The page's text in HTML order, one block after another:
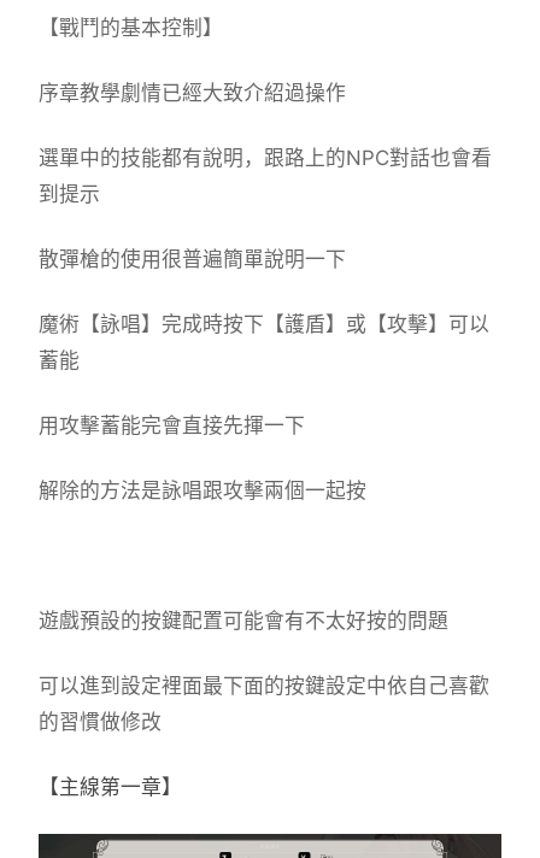
【戰鬥的基本控制】
序章教學劇情已經大致介紹過操作
選單中的技能都有說明，跟路上的NPC對話也會看
到提示
散彈槍的使用很普遍簡單說明一下
魔術【詠唱】完成時按下【護盾】或【攻擊】可以
蓄能
用攻擊蓄能完會直接先揮一下
解除的方法是詠唱跟攻擊兩個一起按
遊戲預設的按鍵配置可能會有不太好按的問題
可以進到設定裡面最下面的按鍵設定中依自己喜歡
的習慣做修改
【主線第一章】